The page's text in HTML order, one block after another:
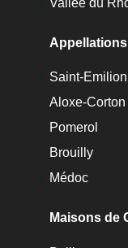
Vallée du
Saint-
Aloxe-Corton
Pomerol
Brouilly
Médoc
Maisons de